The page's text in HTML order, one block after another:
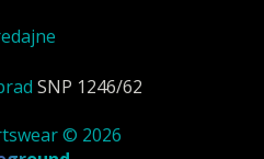
SNP 1246/62
© 2026